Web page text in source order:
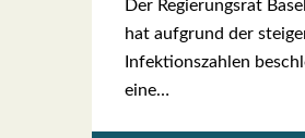
Der Regie­rungs­rat
hat auf­grund der
Infek­ti­ons­zah­len
eine…